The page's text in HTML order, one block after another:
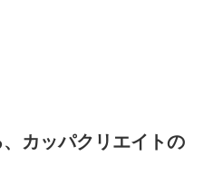
カッパクリエイトの